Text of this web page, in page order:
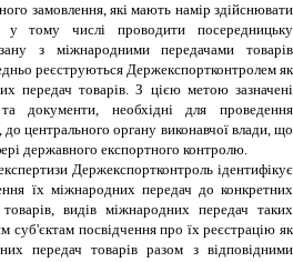
замовлення, які мають намір здійснювати
у тому числі проводити посередницьку
з міжнародними передачами товарів
реєструються Держекспортконтролем як
передач товарів. З цією метою зазначені
документи, необхідні для проведення
до центрального органу виконавчої влади, що
державного експортного контролю.
Держекспортконтроль ідентифікує
їх міжнародних передач до конкретних
видів міжнародних передач таких
суб'єктам посвідчення про їх реєстрацію як
передач товарів разом з відповідними